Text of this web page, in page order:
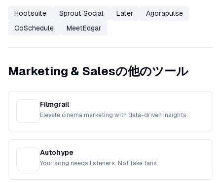
Hootsuite Sprout Social Later
Agorapulse
CoSchedule
MeetEdgar
Marketing & Salesの他のツール
Filmgrail
Elevate cinema marketing with data-driven insights.
Autohype
Your song needs listeners. Not fake fans